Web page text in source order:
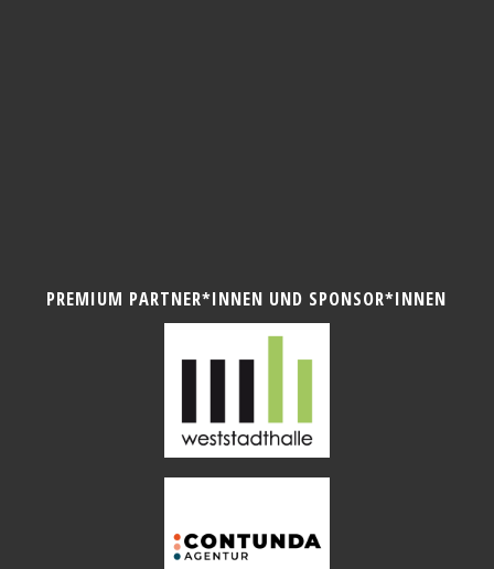
PREMIUM PARTNER*INNEN UND SPONSOR*INNEN